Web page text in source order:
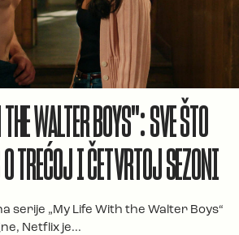
WALTER BOYS": SVE ŠTO
O TREĆOJ I ČETVRTOJ SEZONI
serije „My Life With the Walter Boys“
Netflix je...